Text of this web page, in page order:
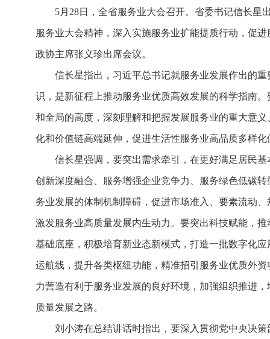
5月28日，全省服务业大会召开。省委书记信长
服务业大会精神，深入实施服务业扩能提质行动，促
政协主席张义珍出席会议。
信长星指出，习近平总书记就服务业发展作出的
识，是新征程上推动服务业优质高效发展的科学指南
和全局的高度，深刻理解和把握发展服务业的重大意
化和价值链高端延伸，促进生活性服务业高品质多样
信长星强调，要突出需求牵引，在更好满足居民
创新深度融合、服务增强企业竞争力、服务绿色低碳
务业发展的体制机制障碍，促进市场准入、要素流动
激发服务业高质量发展内生动力。要突出科技赋能，
基础底座，积极培育新业态新模式，打造一批数字化
运航线，提升各类枢纽功能，精准招引服务业优质外
力营造有利于服务业发展的良好环境，加强组织推进
质量发展之路。
刘小涛在总结讲话时指出，要深入贯彻党中央决